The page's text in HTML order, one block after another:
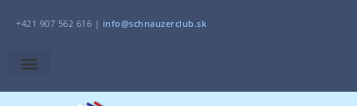
+421 907 562 616 | info@schnauzerclub.sk